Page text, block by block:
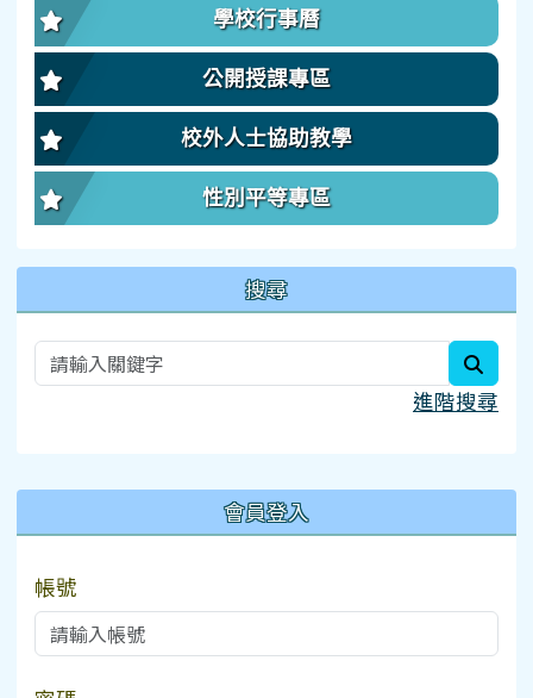
學校行事曆
公開授課專區
校外人士協助教學
性別平等專區
搜尋
進階搜尋
會員登入
帳號